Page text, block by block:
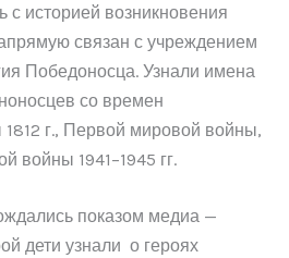
с историей возникновения
связан с учреждением
Победоносца. Узнали имена
со времен
г., Первой мировой войны,
войны 1941–1945 гг.
показом медиа —
дети узнали о героях